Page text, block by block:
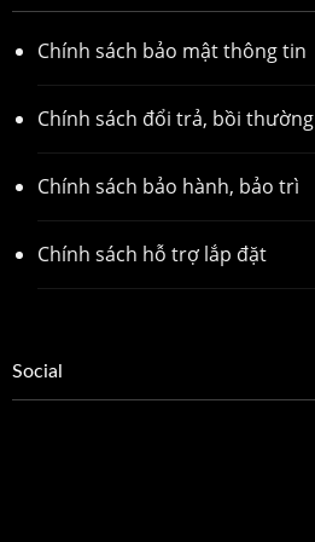
Chính sách bảo mật thông tin
Chính sách đổi trả, bồi thường
Chính sách bảo hành, bảo trì
Chính sách hỗ trợ lắp đặt
Social